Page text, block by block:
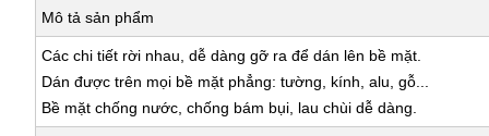
Mô tả sản phẩm
Các chi tiết rời nhau, dễ dàng gỡ ra để dán lên bề mặt.
Dán được trên mọi bề mặt phẳng: tường, kính, alu, gỗ...
Bề mặt chống nước, chống bám bụi, lau chùi dễ dàng.